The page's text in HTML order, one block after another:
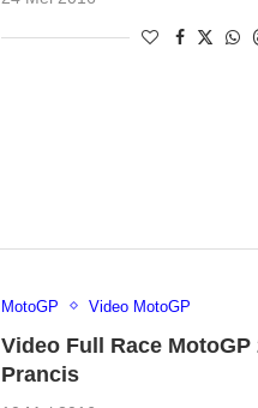
MotoGP Video MotoGP
Video Full Race MotoGP
Prancis